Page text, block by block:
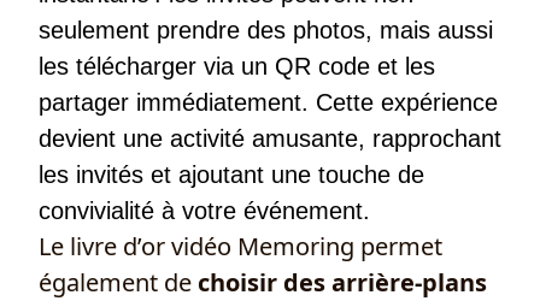
seulement prendre des photos, mais aussi
les télécharger via un QR code et les
partager immédiatement. Cette expérience
devient une activité amusante, rapprochant
les invités et ajoutant une touche de
convivialité à votre événement.
Le livre d’or vidéo Memoring permet
également de choisir des arrière-plans